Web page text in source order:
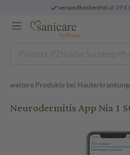
versandkostenfreiab 29 €
weitere Produkte bei
Neurodermitis App Nia 1